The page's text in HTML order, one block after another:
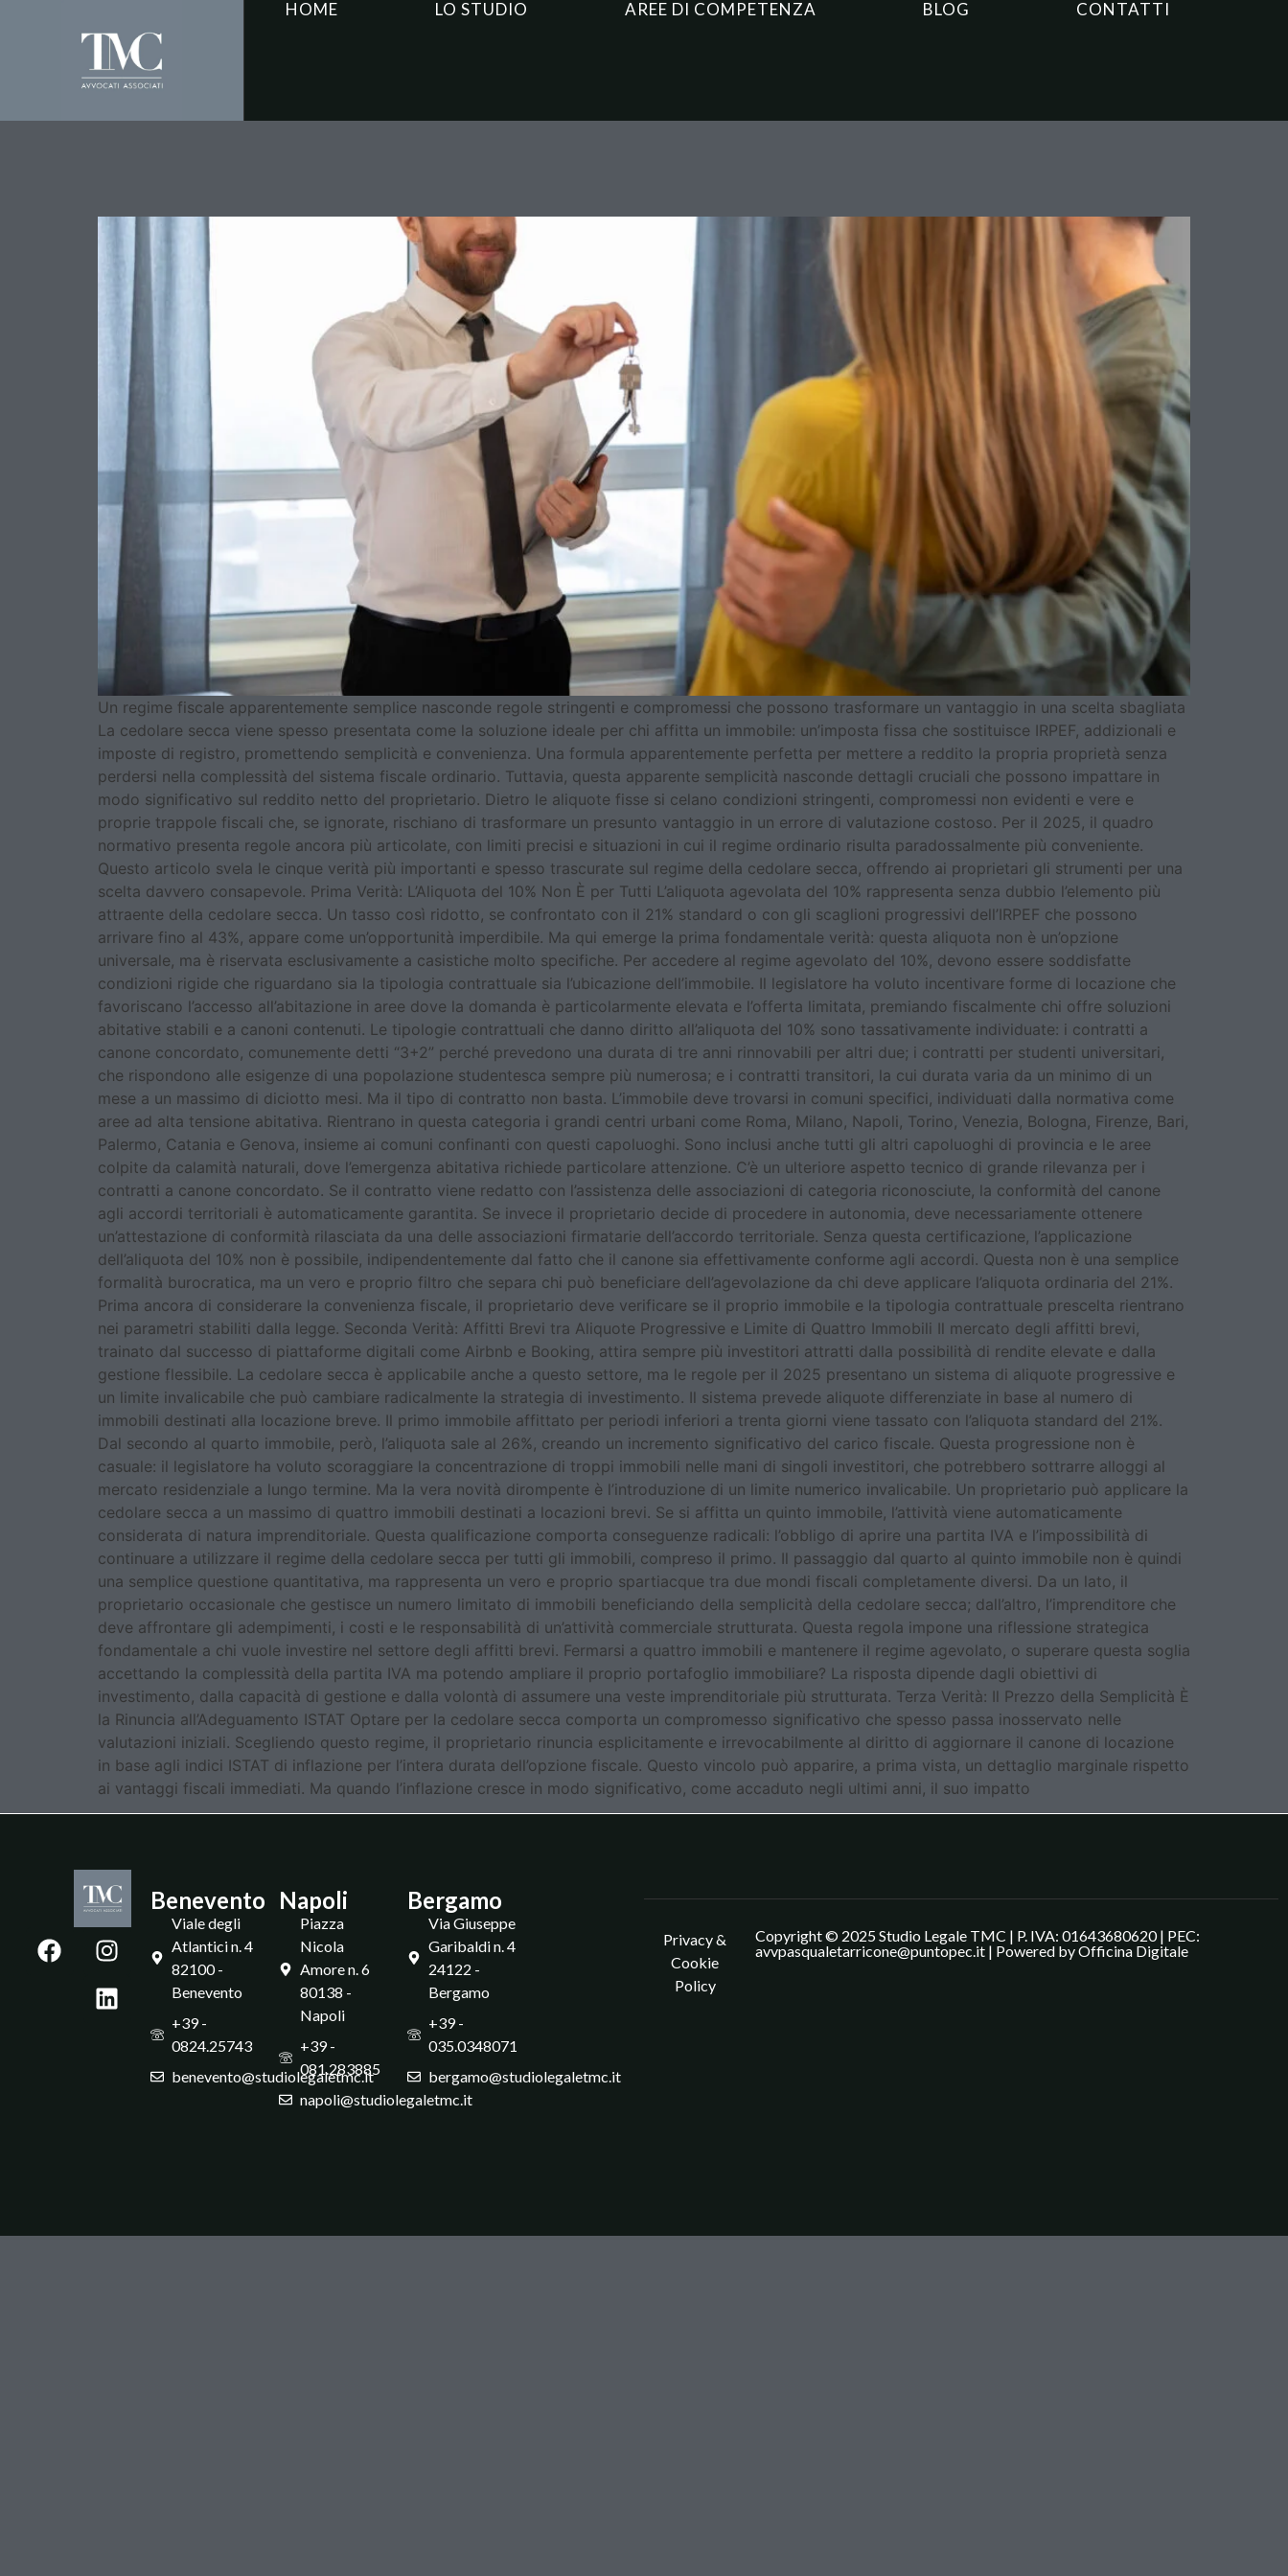
HOME LO STUDIO AREE DI COMPETENZA BLOG CONTATTI
Un regime fiscale apparentemente semplice nasconde regole stringenti e compromessi che possono trasformare un vantaggio in una scelta sbagliata
La cedolare secca viene spesso presentata come la soluzione ideale per chi affitta un immobile: un’imposta fissa che sostituisce IRPEF, addizionali e
imposte di registro, promettendo semplicità e convenienza. Una formula apparentemente perfetta per mettere a reddito la propria proprietà senza
perdersi nella complessità del sistema fiscale ordinario. Tuttavia, questa apparente semplicità nasconde dettagli cruciali che possono impattare in
modo significativo sul reddito netto del proprietario. Dietro le aliquote fisse si celano condizioni stringenti, compromessi non evidenti e vere e
proprie trappole fiscali che, se ignorate, rischiano di trasformare un presunto vantaggio in un errore di valutazione costoso. Per il 2025, il quadro
normativo presenta regole ancora più articolate, con limiti precisi e situazioni in cui il regime ordinario risulta paradossalmente più conveniente.
Questo articolo svela le cinque verità più importanti e spesso trascurate sul regime della cedolare secca, offrendo ai proprietari gli strumenti per una
scelta davvero consapevole. Prima Verità: L’Aliquota del 10% Non È per Tutti L’aliquota agevolata del 10% rappresenta senza dubbio l’elemento più
attraente della cedolare secca. Un tasso così ridotto, se confrontato con il 21% standard o con gli scaglioni progressivi dell’IRPEF che possono
arrivare fino al 43%, appare come un’opportunità imperdibile. Ma qui emerge la prima fondamentale verità: questa aliquota non è un’opzione
universale, ma è riservata esclusivamente a casistiche molto specifiche. Per accedere al regime agevolato del 10%, devono essere soddisfatte
condizioni rigide che riguardano sia la tipologia contrattuale sia l’ubicazione dell’immobile. Il legislatore ha voluto incentivare forme di locazione che
favoriscano l’accesso all’abitazione in aree dove la domanda è particolarmente elevata e l’offerta limitata, premiando fiscalmente chi offre soluzioni
abitative stabili e a canoni contenuti. Le tipologie contrattuali che danno diritto all’aliquota del 10% sono tassativamente individuate: i contratti a
canone concordato, comunemente detti “3+2” perché prevedono una durata di tre anni rinnovabili per altri due; i contratti per studenti universitari,
che rispondono alle esigenze di una popolazione studentesca sempre più numerosa; e i contratti transitori, la cui durata varia da un minimo di un
mese a un massimo di diciotto mesi. Ma il tipo di contratto non basta. L’immobile deve trovarsi in comuni specifici, individuati dalla normativa come
aree ad alta tensione abitativa. Rientrano in questa categoria i grandi centri urbani come Roma, Milano, Napoli, Torino, Venezia, Bologna, Firenze, Bari,
Palermo, Catania e Genova, insieme ai comuni confinanti con questi capoluoghi. Sono inclusi anche tutti gli altri capoluoghi di provincia e le aree
colpite da calamità naturali, dove l’emergenza abitativa richiede particolare attenzione. C’è un ulteriore aspetto tecnico di grande rilevanza per i
contratti a canone concordato. Se il contratto viene redatto con l’assistenza delle associazioni di categoria riconosciute, la conformità del canone
agli accordi territoriali è automaticamente garantita. Se invece il proprietario decide di procedere in autonomia, deve necessariamente ottenere
un’attestazione di conformità rilasciata da una delle associazioni firmatarie dell’accordo territoriale. Senza questa certificazione, l’applicazione
dell’aliquota del 10% non è possibile, indipendentemente dal fatto che il canone sia effettivamente conforme agli accordi. Questa non è una semplice
formalità burocratica, ma un vero e proprio filtro che separa chi può beneficiare dell’agevolazione da chi deve applicare l’aliquota ordinaria del 21%.
Prima ancora di considerare la convenienza fiscale, il proprietario deve verificare se il proprio immobile e la tipologia contrattuale prescelta rientrano
nei parametri stabiliti dalla legge. Seconda Verità: Affitti Brevi tra Aliquote Progressive e Limite di Quattro Immobili Il mercato degli affitti brevi,
trainato dal successo di piattaforme digitali come Airbnb e Booking, attira sempre più investitori attratti dalla possibilità di rendite elevate e dalla
gestione flessibile. La cedolare secca è applicabile anche a questo settore, ma le regole per il 2025 presentano un sistema di aliquote progressive e
un limite invalicabile che può cambiare radicalmente la strategia di investimento. Il sistema prevede aliquote differenziate in base al numero di
immobili destinati alla locazione breve. Il primo immobile affittato per periodi inferiori a trenta giorni viene tassato con l’aliquota standard del 21%.
Dal secondo al quarto immobile, però, l’aliquota sale al 26%, creando un incremento significativo del carico fiscale. Questa progressione non è
casuale: il legislatore ha voluto scoraggiare la concentrazione di troppi immobili nelle mani di singoli investitori, che potrebbero sottrarre alloggi al
mercato residenziale a lungo termine. Ma la vera novità dirompente è l’introduzione di un limite numerico invalicabile. Un proprietario può applicare la
cedolare secca a un massimo di quattro immobili destinati a locazioni brevi. Se si affitta un quinto immobile, l’attività viene automaticamente
considerata di natura imprenditoriale. Questa qualificazione comporta conseguenze radicali: l’obbligo di aprire una partita IVA e l’impossibilità di
continuare a utilizzare il regime della cedolare secca per tutti gli immobili, compreso il primo. Il passaggio dal quarto al quinto immobile non è quindi
una semplice questione quantitativa, ma rappresenta un vero e proprio spartiacque tra due mondi fiscali completamente diversi. Da un lato, il
proprietario occasionale che gestisce un numero limitato di immobili beneficiando della semplicità della cedolare secca; dall’altro, l’imprenditore che
deve affrontare gli adempimenti, i costi e le responsabilità di un’attività commerciale strutturata. Questa regola impone una riflessione strategica
fondamentale a chi vuole investire nel settore degli affitti brevi. Fermarsi a quattro immobili e mantenere il regime agevolato, o superare questa soglia
accettando la complessità della partita IVA ma potendo ampliare il proprio portafoglio immobiliare? La risposta dipende dagli obiettivi di
investimento, dalla capacità di gestione e dalla volontà di assumere una veste imprenditoriale più strutturata. Terza Verità: Il Prezzo della Semplicità È
la Rinuncia all’Adeguamento ISTAT Optare per la cedolare secca comporta un compromesso significativo che spesso passa inosservato nelle
valutazioni iniziali. Scegliendo questo regime, il proprietario rinuncia esplicitamente e irrevocabilmente al diritto di aggiornare il canone di locazione
in base agli indici ISTAT di inflazione per l’intera durata dell’opzione fiscale. Questo vincolo può apparire, a prima vista, un dettaglio marginale rispetto
ai vantaggi fiscali immediati. Ma quando l’inflazione cresce in modo significativo, come accaduto negli ultimi anni, il suo impatto
Benevento
Viale degli
Atlantici n. 4
82100 -
Benevento
+39 -
0824.25743
benevento@studiolegaletmc.it
Napoli
Piazza
Nicola
Amore n. 6
80138 -
Napoli
+39 -
081.283885
napoli@studiolegaletmc.it
Bergamo
Via Giuseppe
Garibaldi n. 4
24122 -
Bergamo
+39 -
035.0348071
bergamo@studiolegaletmc.it
Privacy &
Cookie
Policy
Copyright © 2025 Studio Legale TMC | P. IVA: 01643680620 | PEC:
avvpasqualetarricone@puntopec.it | Powered byOfficina Digitale